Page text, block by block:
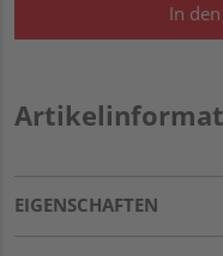
In
EIGENSCHAFTEN